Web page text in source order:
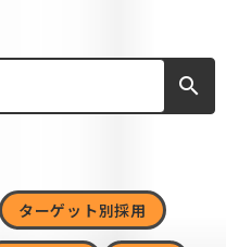
search
ターゲット別採用